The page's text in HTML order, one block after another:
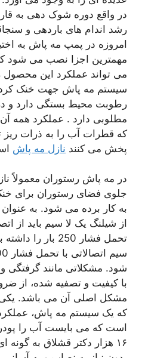
در واقع دوره شوک دهی به
رشد اندام های باردهی و
امروزه در پمپ مه پاش به
مهمترین اجزا نصب می شود
می تواند عملکرد این محصول
سيستم مه پاش جهت خنک
رطوبت محيط بستگی دارد و
مطلوبی دارد . عملکرد همه
که قطرات آب را به ذرات ریز
پخش می کنند نازل مه پاش
در مه پاش رستوران معمولاً
جلوی فضای رستوران برای
به کار برده می شود. به
از شیلنگ یک لا سیم باید از
تحمل فشار 250
شود. مشکلاتی مانند گرفتگی
با کیفیت و تصفیه شده، از
مشکل اصلی آن می باشد.
که یک سیستم مه پاش، عملکرد
است که می بایست آب را
۱۶ هزار دکتر قشلاق به